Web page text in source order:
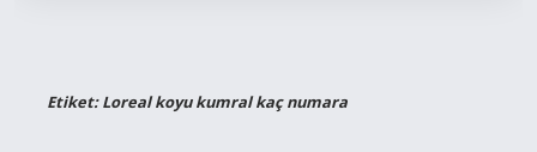
Etiket:Loreal koyu kumral kaç numara